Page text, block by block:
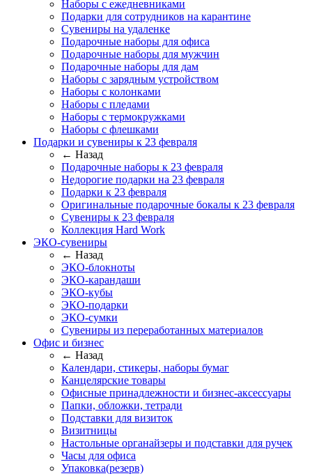
Наборы с ежедневниками
Подарки для сотрудников на карантине
Сувениры на удаленке
Подарочные наборы для офиса
Подарочные наборы для мужчин
Подарочные наборы для дам
Наборы с зарядным устройством
Наборы с колонками
Наборы с пледами
Наборы с термокружками
Наборы с флешками
Подарки и сувениры к 23 февраля
← Назад
Подарочные наборы к 23 февраля
Недорогие подарки на 23 февраля
Подарки к 23 февраля
Оригинальные подарочные бокалы к 23 февраля
Сувениры к 23 февраля
Коллекция Hard Work
ЭКО-сувениры
← Назад
ЭКО-блокноты
ЭКО-карандаши
ЭКО-кубы
ЭКО-подарки
ЭКО-сумки
Сувениры из переработанных материалов
Офис и бизнес
← Назад
Календари, стикеры, наборы бумаг
Канцелярские товары
Офисные принадлежности и бизнес-аксессуары
Папки, обложки, тетради
Подставки для визиток
Визитницы
Настольные органайзеры и подставки для ручек
Часы для офиса
Упаковка(резерв)